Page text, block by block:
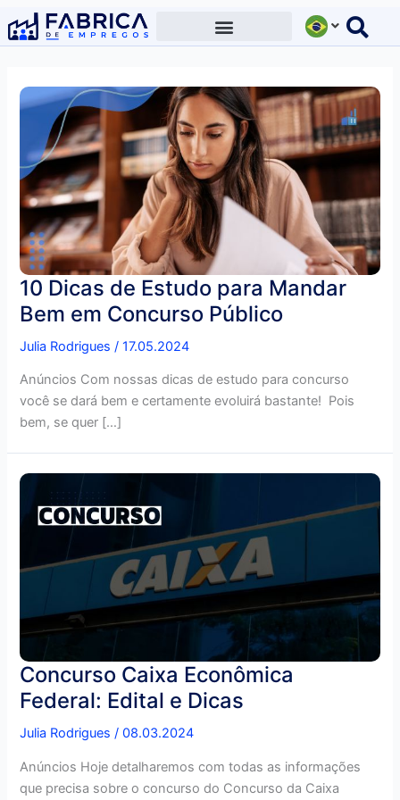
para
10 Dicas de Estudo para Mandar
Bem em Concurso Público
Julia Rodrigues/17.05.2024
Anúncios Com nossas dicas de estudo para concurso
você se dará bem e certamente evoluirá bastante! Pois
bem, se quer […]
Concurso Caixa Econômica
Federal: Edital e Dicas
Julia Rodrigues/08.03.2024
Anúncios Hoje detalharemos com todas as informações
que precisa sobre o concurso do Concurso da Caixa